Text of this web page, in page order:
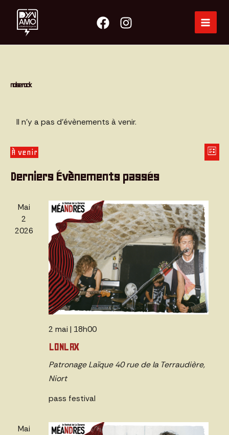
contenu
Main
noise rock
Il n’y a pas d’évènements à venir.
de
Liste
À venir
une
Derniers Évènements passés
Mai
2
2026
2 mai | 18h00
LONLAX
Patronage Laïque 40 rue de la Terraudière,
Niort
pass festival
Mai